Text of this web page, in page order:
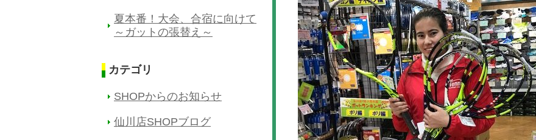
夏本番！大会、合宿に向けて
～ガットの張替え～
カテゴリ
SHOPからのお知らせ
仙川店SHOPブログ